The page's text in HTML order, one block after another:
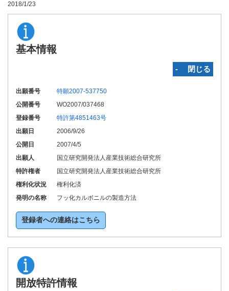
2018/1/23
基本情報
‐ 閉じる
出願番号
特願2007-537750
公開番号
WO2007/037468
登録番号
特許第4851463号
出願日
2006/9/26
公開日
2007/4/5
出願人
国立研究開発法人産業技術総合研究所
特許権者
国立研究開発法人産業技術総合研究所
権利化状況
権利化済
発明の名称
フッ化カルボニルの製造方法
登録者への連絡はこちら
開放特許情報